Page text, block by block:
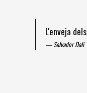
L'enveja
Salvador Dalí